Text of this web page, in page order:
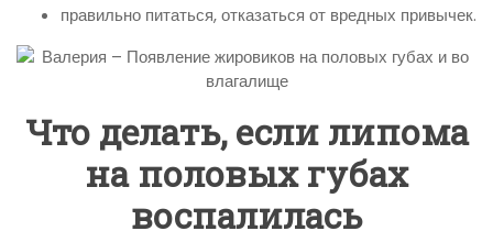
правильно питаться, отказаться от вредных привычек.
Что делать, если липома
на половых губах
воспалилась